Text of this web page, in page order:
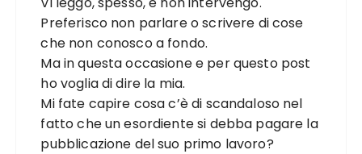
Preferisco non parlare o scrivere di cose
che non conosco a fondo.
Ma in questa occasione e per questo post
ho voglia di dire la mia.
Mi fate capire cosa c’è di scandaloso nel
fatto che un esordiente si debba pagare la
pubblicazione del suo primo lavoro?